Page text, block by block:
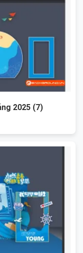
2025 (7)